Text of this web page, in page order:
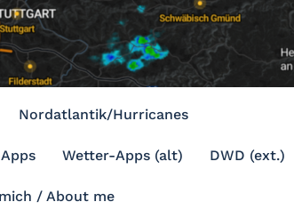
Nordatlantik/Hurricanes
Wetter-Apps (alt) DWD (ext.)
/ About me